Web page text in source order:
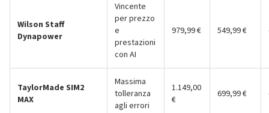
Wilson Staff
Dynapower
Vincente
per prezzo
e
prestazioni
con AI
979,99 € 549,99 €
TaylorMade SIM2
MAX
Massima
tolleranza
agli errori
1.149,00
€
699,99 €